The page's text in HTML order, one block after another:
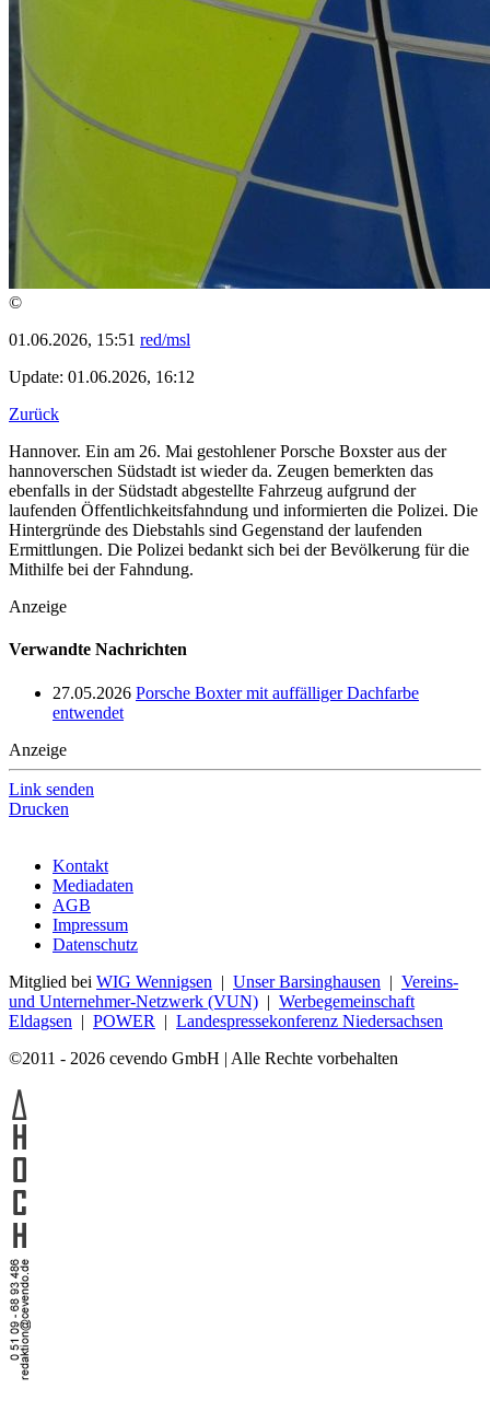
©
01.06.2026, 15:51 red/msl
Update: 01.06.2026, 16:12
Zurück
Hannover. Ein am 26. Mai gestohlener Porsche Boxster aus der
hannoverschen Südstadt ist wieder da. Zeugen bemerkten das
ebenfalls in der Südstadt abgestellte Fahrzeug aufgrund der
laufenden Öffentlichkeitsfahndung und informierten die Polizei. Die
Hintergründe des Diebstahls sind Gegenstand der laufenden
Ermittlungen. Die Polizei bedankt sich bei der Bevölkerung für die
Mithilfe bei der Fahndung.
Anzeige
Verwandte Nachrichten
27.05.2026 Porsche Boxter mit auffälliger Dachfarbe
entwendet
Anzeige
Link senden
Drucken
Kontakt
Mediadaten
AGB
Impressum
Datenschutz
Mitglied bei WIG Wennigsen | Unser Barsinghausen | Vereins-
und Unternehmer-Netzwerk (VUN) | Werbegemeinschaft
Eldagsen | POWER | Landespressekonferenz Niedersachsen
©2011 - 2026 cevendo GmbH | Alle Rechte vorbehalten